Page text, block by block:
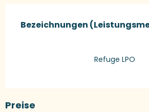
Bezeichnungen
Bezeichnungen
Refuge LPO
Preise